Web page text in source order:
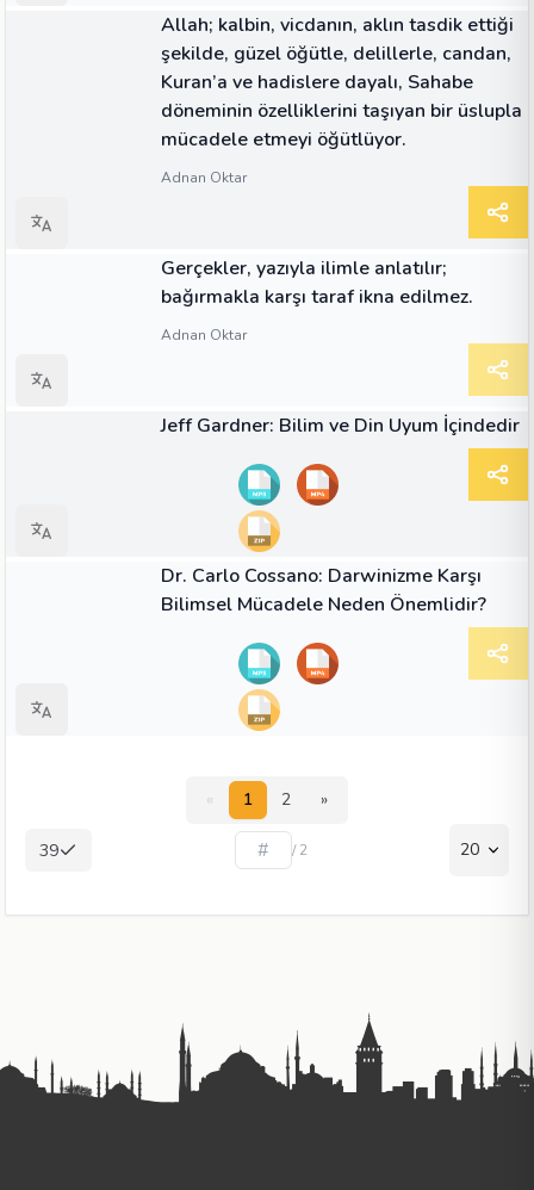
Allah; kalbin, vicdanın, aklın tasdik ettiği
şekilde, güzel öğütle, delillerle, candan,
Kuran’a ve hadislere dayalı, Sahabe
döneminin özelliklerini taşıyan bir üslupla
mücadele etmeyi öğütlüyor.
Adnan Oktar
Gerçekler, yazıyla ilimle anlatılır;
bağırmakla karşı taraf ikna edilmez.
Adnan Oktar
Jeff Gardner: Bilim ve Din Uyum İçindedir
Dr. Carlo Cossano: Darwinizme Karşı
Bilimsel Mücadele Neden Önemlidir?
« 1 2 »
39 / 2 20